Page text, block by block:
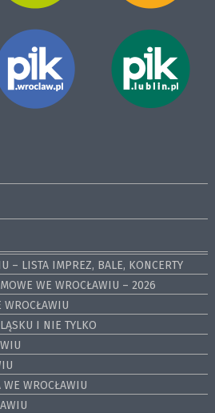
– LISTA IMPREZ, BALE, KONCERTY
WE WROCŁAWIU – 2026
I NIE TYLKO
WROCŁAWIU